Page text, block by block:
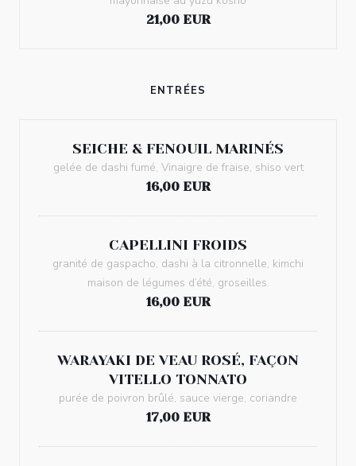
21,00 EUR
ENTRÉES
SEICHE & FENOUIL MARINÉS
gelée de dashi fumé, Vinaigre de fraise, shiso vert
16,00 EUR
CAPELLINI FROIDS
granité de gaspacho, dashi à la citronnelle, kimchi
maison de légumes d’été, groseilles.
16,00 EUR
WARAYAKI DE VEAU ROSÉ, FAÇON
VITELLO TONNATO
purée de poivron brûlé, sauce vierge, coriandre
17,00 EUR